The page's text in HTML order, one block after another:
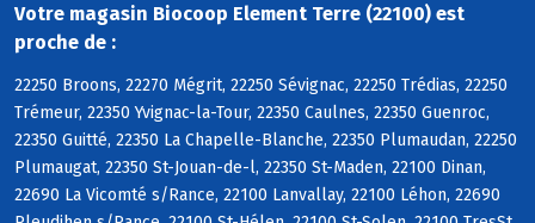
Votre magasin Biocoop Element Terre (22100) est
proche de :
22250 Broons, 22270 Mégrit, 22250 Sévignac, 22250 Trédias, 22250
Trémeur, 22350 Yvignac-la-Tour, 22350 Caulnes, 22350 Guenroc,
22350 Guitté, 22350 La Chapelle-Blanche, 22350 Plumaudan, 22250
Plumaugat, 22350 St-Jouan-de-l, 22350 St-Maden, 22100 Dinan,
22690 La Vicomté s/Rance, 22100 Lanvallay, 22100 Léhon, 22690